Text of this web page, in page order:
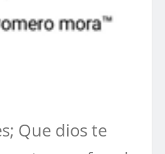
Que dios te